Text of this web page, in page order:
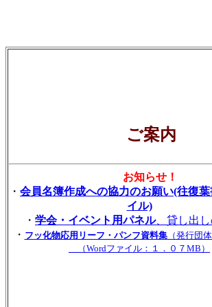
ご案内
お知らせ！
・ 会員名簿作成への協力のお願い(往復
イル)
・ 学会・イベント用パネル、貸し出
・ フッ化物応用リーフ・パンフ資料集（発行団体
（Wordファイル：１．０７MB）